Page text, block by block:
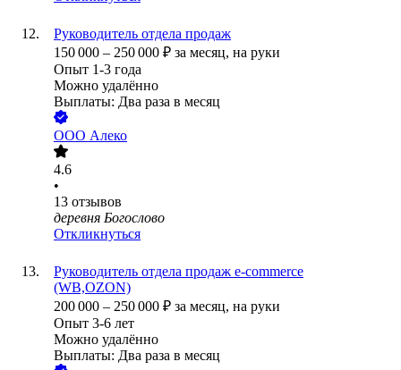
Руководитель отдела продаж
150 000 – 250 000 ₽ за месяц, на руки
Опыт 1-3 года
Можно удалённо
Выплаты: Два раза в месяц
ООО Алеко
4.6
•
13 отзывов
деревня Богослово
Откликнуться
Руководитель отдела продаж e-commerce
(WB,OZON)
200 000 – 250 000 ₽ за месяц, на руки
Опыт 3-6 лет
Можно удалённо
Выплаты: Два раза в месяц